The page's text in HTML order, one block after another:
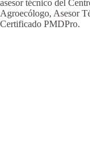
asesor técnico del
Agroecólogo, Asesor
Certificado PMDPro.